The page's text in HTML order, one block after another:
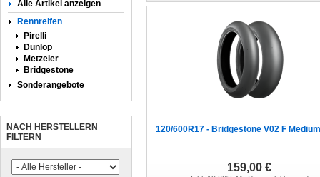
Alle Artikel anzeigen
Rennreifen
Pirelli
Dunlop
Metzeler
Bridgestone
Sonderangebote
NACH HERSTELLERN
FILTERN
120/600R17 - Bridgestone V02 F
159,00 €